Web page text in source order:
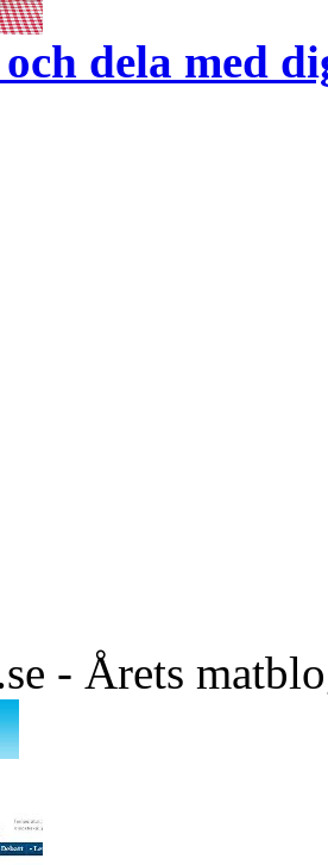
dela med
- Årets